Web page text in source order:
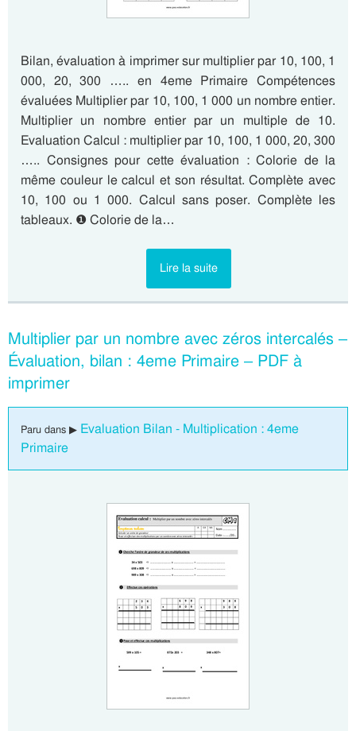
Bilan, évaluation à imprimer sur multiplier par 10, 100, 1
000, 20, 300 ….. en 4eme Primaire Compétences
évaluées Multiplier par 10, 100, 1 000 un nombre entier.
Multiplier un nombre entier par un multiple de 10.
Evaluation Calcul : multiplier par 10, 100, 1 000, 20, 300
….. Consignes pour cette évaluation : Colorie de la
même couleur le calcul et son résultat. Complète avec
10, 100 ou 1 000. Calcul sans poser. Complète les
tableaux. ❶ Colorie de la…
Lire la suite
Multiplier par un nombre avec zéros intercalés –
Évaluation, bilan : 4eme Primaire – PDF à
imprimer
Paru dans ▶ Evaluation Bilan - Multiplication : 4eme
Primaire